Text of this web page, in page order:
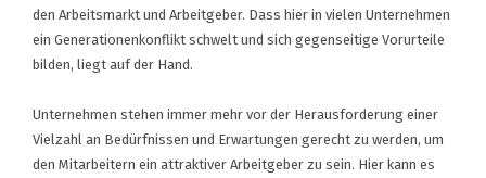
den Arbeitsmarkt und Arbeitgeber. Dass hier in vielen Unternehmen
ein Generationenkonflikt schwelt und sich gegenseitige Vorurteile
bilden, liegt auf der Hand.
Unternehmen stehen immer mehr vor der Herausforderung einer
Vielzahl an Bedürfnissen und Erwartungen gerecht zu werden, um
den Mitarbeitern ein attraktiver Arbeitgeber zu sein. Hier kann es